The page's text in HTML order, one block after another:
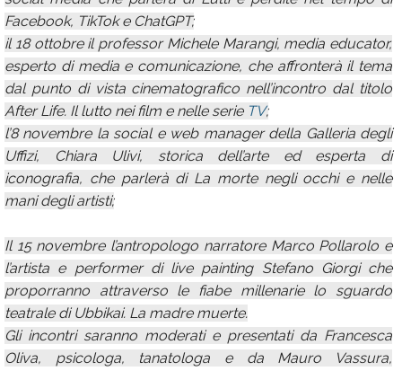
Facebook, TikTok e ChatGPT;
il 18 ottobre il professor Michele Marangi, media educator,
esperto di media e comunicazione, che affronterà il tema
dal punto di vista cinematografico nell’incontro dal titolo
After Life. Il lutto nei film e nelle serie TV;
l’8 novembre la social e web manager della Galleria degli
Uffizi, Chiara Ulivi, storica dell’arte ed esperta di
iconografia, che parlerà di La morte negli occhi e nelle
mani degli artisti;
Il 15 novembre l’antropologo narratore Marco Pollarolo e
l’artista e performer di live painting Stefano Giorgi che
proporranno attraverso le fiabe millenarie lo sguardo
teatrale di Ubbikai. La madre muerte.
Gli incontri saranno moderati e presentati da Francesca
Oliva, psicologa, tanatologa e da Mauro Vassura,